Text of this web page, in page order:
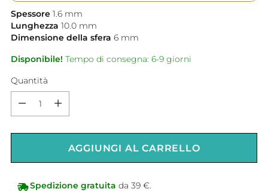
Spessore 1.6 mm
Lunghezza 10.0 mm
Dimensione della sfera 6 mm
Disponibile! Tempo di consegna: 6-9 giorni
Quantità
AGGIUNGI AL CARRELLO
Spedizione gratuita da 39 €.